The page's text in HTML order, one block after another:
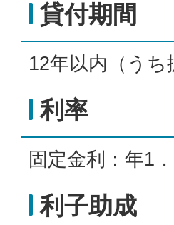
貸付期間
12年以内（う
利率
固定金利：年1
利子助成